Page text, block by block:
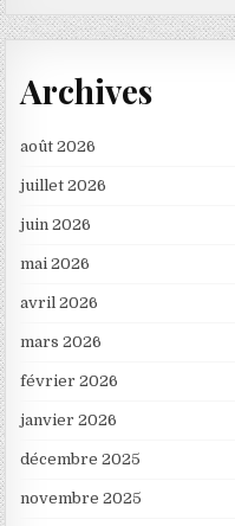
Archives
août 2026
juillet 2026
juin 2026
mai 2026
avril 2026
mars 2026
février 2026
janvier 2026
décembre 2025
novembre 2025